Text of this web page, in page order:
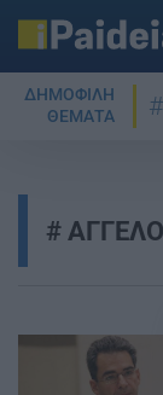
ΔΗΜΟΦΙΛΗ
ΘΕΜΑΤΑ